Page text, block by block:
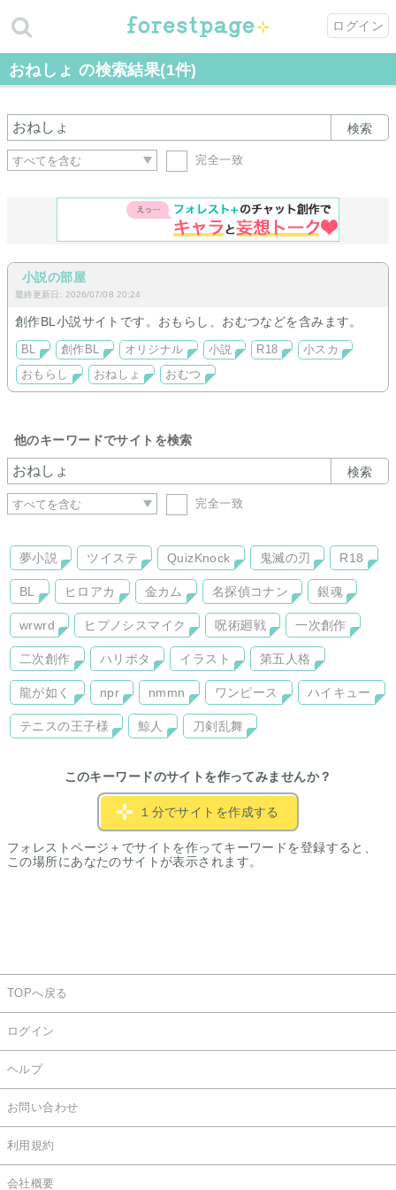
ログイン
おねしょ の検索結果(1件)
検索
完全一致
小説の部屋
最終更新日: 2026/07/08 20:24
創作BL小説サイトです。おもらし、おむつなどを含みます。
BL 創作BL オリジナル 小説 R18
小スカ
おもらし
おねしょ おむつ
他のキーワードでサイトを検索
検索
完全一致
夢小説 ツイステ QuizKnock 鬼滅の刃 R18
BL ヒロアカ 金カム 名探偵コナン 銀魂
wrwrd ヒプノシスマイク 呪術廻戦 一次創作
二次創作 ハリポタ イラスト 第五人格
龍が如く npr nmmn ワンピース ハイキュー
テニスの王子様 鯨人 刀剣乱舞
このキーワードのサイトを作ってみませんか？
１分でサイトを作成する
フォレストページ＋でサイトを作ってキーワードを登録すると、
この場所にあなたのサイトが表示されます。
TOPへ戻る
ログイン
ヘルプ
お問い合わせ
利用規約
会社概要